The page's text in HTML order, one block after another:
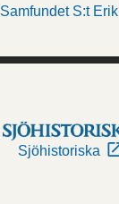
Samfundet S:t Erik
Sjöhistoriska